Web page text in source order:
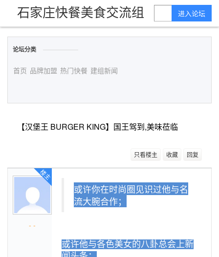
石家庄快餐美食交流组 进入论坛
论坛分类
首页 品牌加盟 热门快餐 建组新闻
【汉堡王 BURGER KING】国王驾到,美味莅临
只看楼主 收藏 回复
- -
楼主
或许你在时尚圈见识过他与名
流大腕合作；
或许他与各色美女的八卦总会上新